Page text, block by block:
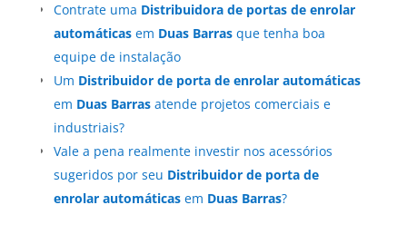
Contrate uma Distribuidora de portas de enrolar
automáticasem Duas Barrasque tenha boa
equipe de instalação
Um Distribuidor de porta de enrolar automáticas
em Duas Barrasatende projetos comerciais e
industriais?
Vale a pena realmente investir nos acessórios
sugeridos por seu Distribuidor de porta de
enrolar automáticasem Duas Barras?